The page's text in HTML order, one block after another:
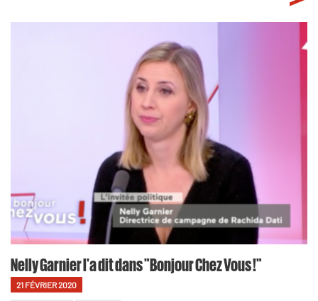
Nelly Garnier l'a dit dans "Bonjour Chez Vous !"
21 FÉVRIER 2020